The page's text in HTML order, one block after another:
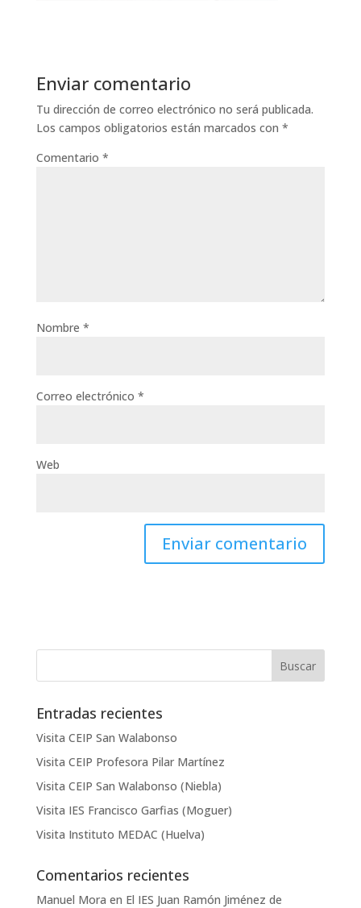
Enviar comentario
Tu dirección de correo electrónico no será publicada.
Los campos obligatorios están marcados con *
Comentario *
Nombre *
Correo electrónico *
Web
Entradas recientes
Visita CEIP San Walabonso
Visita CEIP Profesora Pilar Martínez
Visita CEIP San Walabonso (Niebla)
Visita IES Francisco Garfias (Moguer)
Visita Instituto MEDAC (Huelva)
Comentarios recientes
Manuel Mora en El IES Juan Ramón Jiménez de